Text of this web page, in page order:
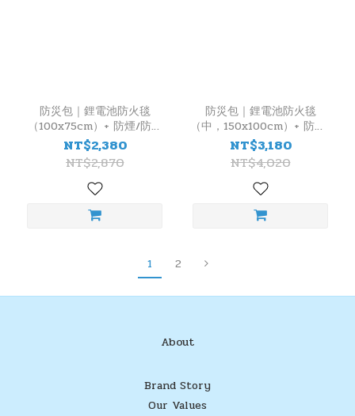
防災包｜鋰電池防火毯
（100x75cm）+ 防煙/防火
面罩 + TOWA 防切/耐熱手
套
NT$2,380
NT$2,870
防災包｜鋰電池防火毯
（中，150x100cm）+ 防煙/
防火面罩 + LED 隨身警報器
（×1）
NT$3,180
NT$4,020
1 2
About
Brand Story
Our Values